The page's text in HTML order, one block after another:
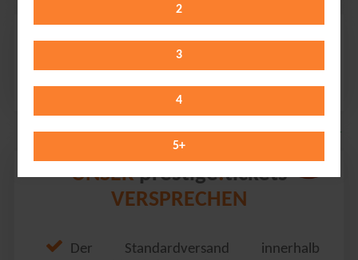
2
3
4
5+
Thursday 22.10.2026
UNSERprestige.tickets
VERSPRECHEN
Der Standardversand innerhalb